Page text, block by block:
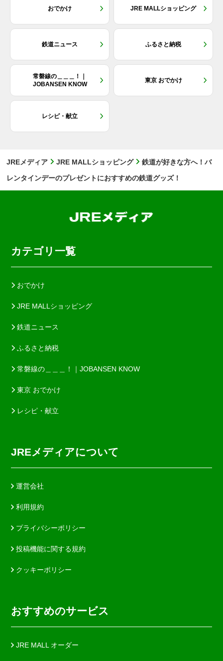
おでかけ JRE MALLショッピング
鉄道ニュース ふるさと納税
常磐線の＿＿＿！｜
JOBANSEN KNOW
東京 おでかけ
レシピ・献立
JREメディア JRE MALLショッピング
鉄道が好きな方へ！バ
レンタインデーのプレゼントにおすすめの鉄道グッズ！
カテゴリ一覧
おでかけ
JRE MALLショッピング
鉄道ニュース
ふるさと納税
常磐線の＿＿＿！｜JOBANSEN KNOW
東京 おでかけ
レシピ・献立
JREメディアについて
運営会社
利用規約
プライバシーポリシー
投稿機能に関する規約
クッキーポリシー
おすすめのサービス
JRE MALL オーダー